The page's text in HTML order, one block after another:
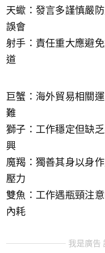
天蠍：發言多謹慎嚴
誤會
射手：責任重大應避
道
巨蟹：海外貿易相關
難
獅子：工作穩定但缺
興
魔羯：獨善其身以身
壓力
雙魚：工作遇瓶頸注
內耗
我是廣告